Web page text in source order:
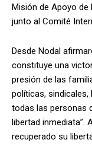
Misión de Apoyo de
junto al Comité
Desde Nodal
constituye una
presión de las
políticas, sindicales,
todas las personas
libertad inmediata”.
recuperado su